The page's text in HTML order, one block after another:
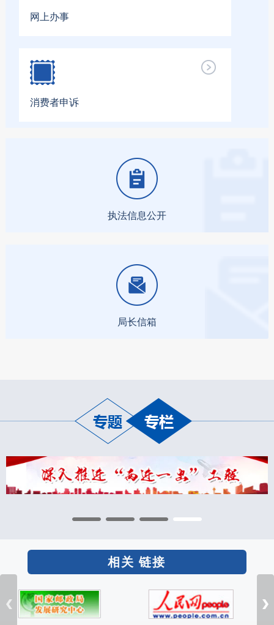
网上办事
消费者申诉
执法信息公开
局长信箱
相关 链接